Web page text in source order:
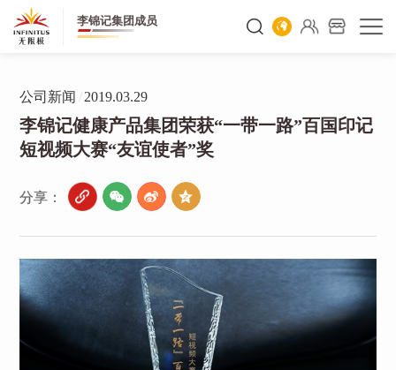
李锦记集团成员
公司新闻 /2019.03.29
李锦记健康产品集团荣获“一带一路”百国印记
短视频大赛“友谊使者”奖
分享：